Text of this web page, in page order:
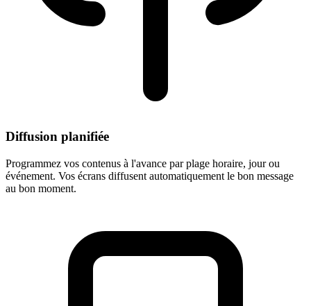
Diffusion planifiée
Programmez vos contenus à l'avance par plage horaire, jour ou
événement. Vos écrans diffusent automatiquement le bon message
au bon moment.